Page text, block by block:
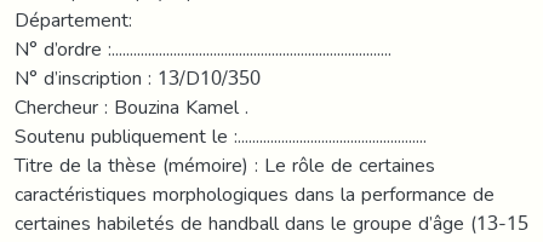
Département:
N° d’ordre :.............................................................................
N° d’inscription : 13/D10/350
Chercheur : Bouzina Kamel .
Soutenu publiquement le :....................................................
Titre de la thèse (mémoire) : Le rôle de certaines
caractéristiques morphologiques dans la performance de
certaines habiletés de handball dans le groupe d’âge (13-15